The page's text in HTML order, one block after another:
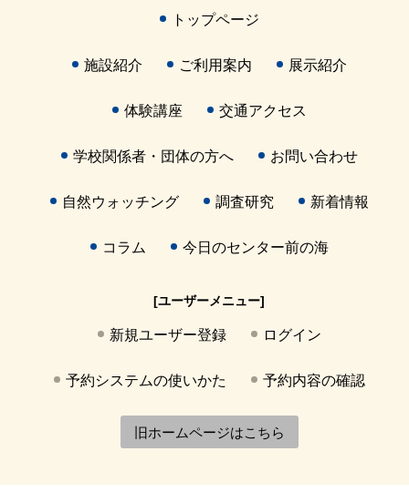
トップページ
施設紹介 ご利用案内 展示紹介
体験講座 交通アクセス
学校関係者・団体の方へ お問い合わせ
自然ウォッチング 調査研究 新着情報
コラム 今日のセンター前の海
[ユーザーメニュー]
新規ユーザー登録 ログイン
予約システムの使いかた 予約内容の確認
旧ホームページはこちら